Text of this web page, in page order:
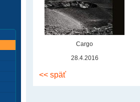
Cargo
28.4.2016
<< späť